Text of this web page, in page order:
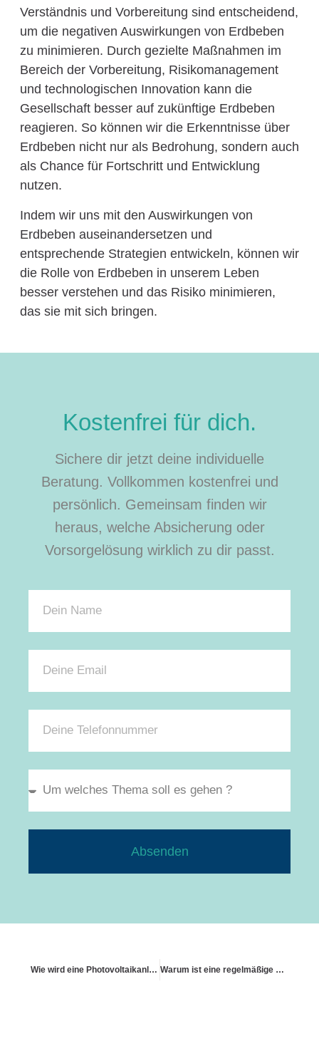
Verständnis und Vorbereitung sind entscheidend,
um die negativen Auswirkungen von Erdbeben
zu minimieren. Durch gezielte Maßnahmen im
Bereich der Vorbereitung, Risikomanagement
und technologischen Innovation kann die
Gesellschaft besser auf zukünftige Erdbeben
reagieren. So können wir die Erkenntnisse über
Erdbeben nicht nur als Bedrohung, sondern auch
als Chance für Fortschritt und Entwicklung
nutzen.
Indem wir uns mit den Auswirkungen von
Erdbeben auseinandersetzen und
entsprechende Strategien entwickeln, können wir
die Rolle von Erdbeben in unserem Leben
besser verstehen und das Risiko minimieren,
das sie mit sich bringen.
Kostenfrei für dich.
Sichere dir jetzt deine individuelle
Beratung. Vollkommen kostenfrei und
persönlich. Gemeinsam finden wir
heraus, welche Absicherung oder
Vorsorgelösung wirklich zu dir passt.
Absenden
Wie wird eine Photovoltaikanlage auf dem Dach mitversichert? Warum ist eine regelmäßige Wertprüfung sinnvoll?